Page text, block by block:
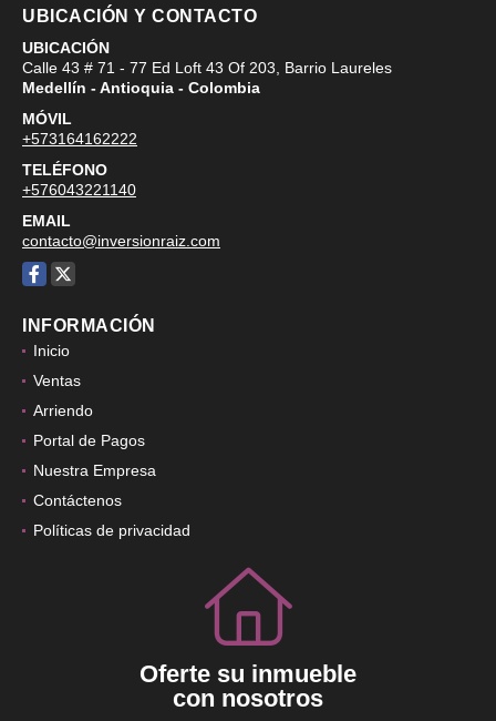
UBICACIÓN Y CONTACTO
UBICACIÓN
Calle 43 # 71 - 77 Ed Loft 43 Of 203, Barrio Laureles
Medellín - Antioquia - Colombia
MÓVIL
+573164162222
TELÉFONO
+576043221140
EMAIL
contacto@inversionraiz.com
Facebook
X
INFORMACIÓN
Inicio
Ventas
Arriendo
Portal de Pagos
Nuestra Empresa
Contáctenos
Políticas de privacidad
Oferte su inmueble
con nosotros